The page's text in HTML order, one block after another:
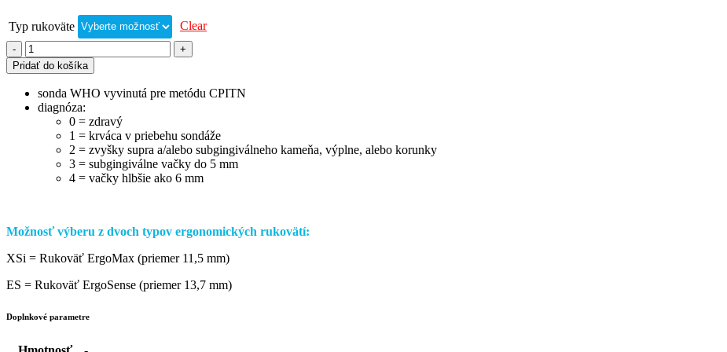
Typ rukoväte Clear
Pridať do košíka
sonda WHO vyvinutá pre metódu CPITN
diagnóza:
0 = zdravý
1 = krváca v priebehu sondáže
2 = zvyšky supra a/alebo subgingiválneho kameňa, výplne, alebo korunky
3 = subgingiválne vačky do 5 mm
4 = vačky hlbšie ako 6 mm
Možnosť výberu z dvoch typov ergonomických rukovätí:
XSi = Rukoväť ErgoMax (priemer 11,5 mm)
ES = Rukoväť ErgoSense (priemer 13,7 mm)
Doplnkové parametre